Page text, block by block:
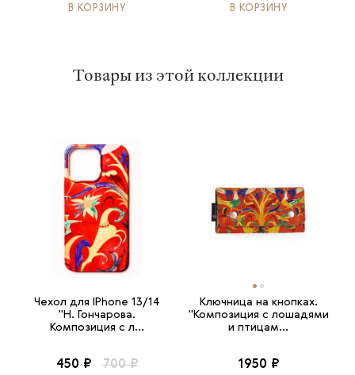
В КОРЗИНУ В КОРЗИНУ
Товары из этой коллекции
Чехол для IPhone 13/14
"Н. Гончарова.
Композиция с л...
450 ₽ 700 ₽
Ключница на кнопках.
"Композиция с лошадями
и птицам...
1950 ₽